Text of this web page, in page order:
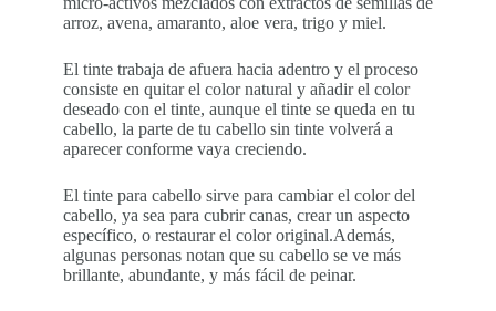
arroz, avena, amaranto, aloe vera, trigo y miel.
El tinte trabaja de afuera hacia adentro y el proceso
consiste en quitar el color natural y añadir el color
deseado con el tinte, aunque el tinte se queda en tu
cabello, la parte de tu cabello sin tinte volverá a
aparecer conforme vaya creciendo.
El tinte para cabello sirve para cambiar el color del
cabello, ya sea para cubrir canas, crear un aspecto
específico, o restaurar el color original.Además,
algunas personas notan que su cabello se ve más
brillante, abundante, y más fácil de peinar.